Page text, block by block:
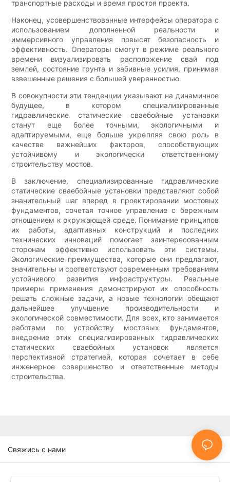
транспортные расходы и время простоя проекта.
Наконец, усовершенствованные интерфейсы оператора с
использованием дополненной реальности и
иммерсивного управления повысят безопасность и
эффективность. Операторы смогут в режиме реального
времени визуализировать расположение свай под
землей, состояние грунта и забивные усилия, принимая
взвешенные решения с большей уверенностью.
В совокупности эти тенденции указывают на динамичное
будущее, в котором специализированные
гидравлические статические сваебойные установки
станут еще более точными, экологичными и
адаптируемыми, еще больше укрепляя свою роль в
качестве важнейших факторов, способствующих
устойчивому и экологически ответственному
строительству мостов.
В заключение, специализированные гидравлические
статические сваебойные установки представляют собой
значительный шаг вперед в проектировании мостовых
фундаментов, сочетая точное управление с бережным
отношением к окружающей среде. Понимание принципов
их работы, адаптивных конструкций и последних
технических инноваций помогает заинтересованным
сторонам эффективно использовать эти системы.
Экологические преимущества, которые они предлагают,
значительны и соответствуют современным требованиям
устойчивого развития инфраструктуры. Реальные
примеры применения демонстрируют их способность
решать сложные задачи, а новые технологии обещают
дальнейшее улучшение производительности и
экологической совместимости. Для всех, кто занимается
работами по устройству мостовых фундаментов,
внедрение этих специализированных гидравлических
статических сваебойных установок является
перспективной стратегией, которая сочетает в себе
инженерное совершенство и ответственные методы
строительства.
Свяжись с нами